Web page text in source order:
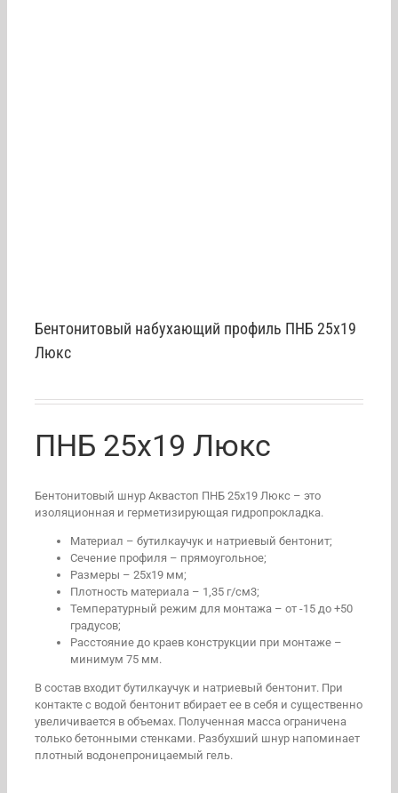
Бентонитовый набухающий профиль ПНБ 25х19
Люкс
ПНБ 25х19 Люкс
Бентонитовый шнур Аквастоп ПНБ 25х19 Люкс – это
изоляционная и герметизирующая гидропрокладка.
Материал – бутилкаучук и натриевый бентонит;
Сечение профиля – прямоугольное;
Размеры – 25х19 мм;
Плотность материала – 1,35 г/см3;
Температурный режим для монтажа – от -15 до +50
градусов;
Расстояние до краев конструкции при монтаже –
минимум 75 мм.
В состав входит бутилкаучук и натриевый бентонит. При
контакте с водой бентонит вбирает ее в себя и существенно
увеличивается в объемах. Полученная масса ограничена
только бетонными стенками. Разбухший шнур напоминает
плотный водонепроницаемый гель.